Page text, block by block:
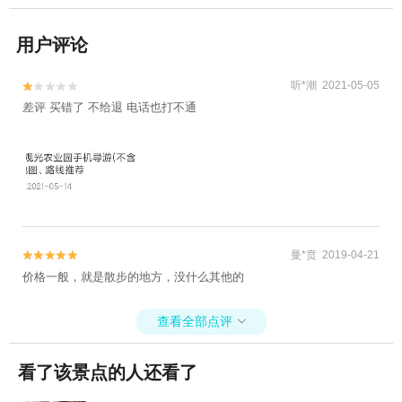
用户评论

 听*潮 2021-05-05
差评 买错了 不给退 电话也打不通

 曼*贲 2019-04-21
价格一般，就是散步的地方，没什么其他的
查看全部点评 
看了该景点的人还看了